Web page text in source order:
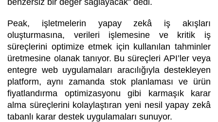
Peak, işletmelerin yapay zekâ iş akışları
oluşturmasına, verileri işlemesine ve kritik iş
süreçlerini optimize etmek için kullanılan tahminler
üretmesine olanak tanıyor. Bu süreçleri API’ler veya
entegre web uygulamaları aracılığıyla destekleyen
platform, aynı zamanda stok planlaması ve ürün
fiyatlandırma optimizasyonu gibi karmaşık karar
alma süreçlerini kolaylaştıran yeni nesil yapay zekâ
tabanlı karar destek uygulamaları sunuyor.